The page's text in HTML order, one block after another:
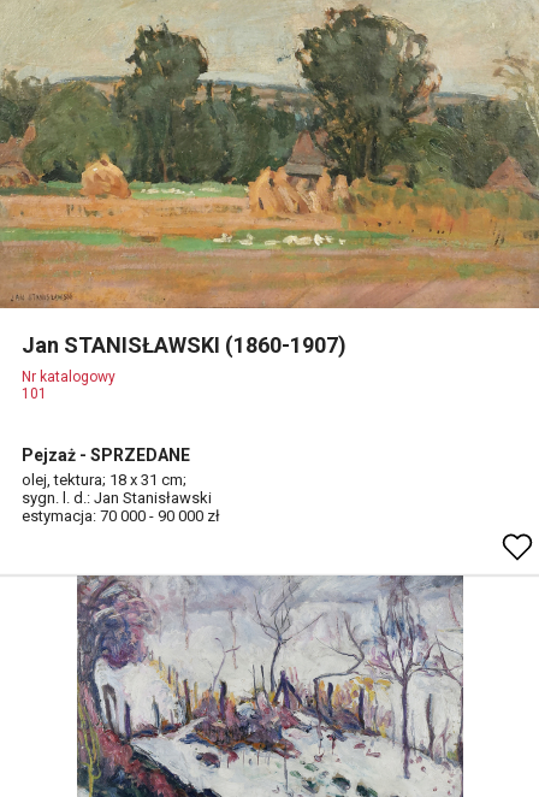
Jan STANISŁAWSKI (1860-1907)
Nr katalogowy
101
Pejzaż - SPRZEDANE
olej, tektura; 18 x 31 cm;
sygn. l. d.: Jan Stanisławski
estymacja: 70 000 - 90 000 zł